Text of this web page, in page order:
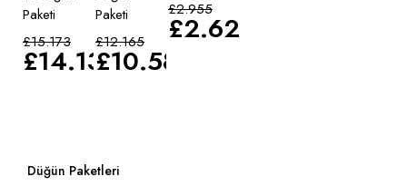
Paketi
£15.173
£14.135
Paketi
£12.165
£10.583
£2.955
£2.628
Düğün Paketleri